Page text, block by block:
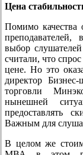
Цена
Помимо качества
выбор
считали, что
цене. Но это
директор
торговли
нынешней
предоставлять
Важным для
В целом же